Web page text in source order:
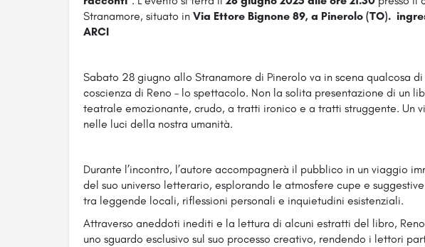
Stranamore, situato in Via Ettore Bignone 89, a Pinerolo (TO).
ARCI
Sabato 28 giugno allo Stranamore di Pinerolo va in scena qualcosa di
coscienza di Reno – lo spettacolo. Non la solita presentazione di un
teatrale emozionante, crudo, a tratti ironico e a tratti struggente. Un
nelle luci della nostra umanità.
Durante l’incontro, l’autore accompagnerà il pubblico in un viaggio
del suo universo letterario, esplorando le atmosfere cupe e
tra leggende locali, riflessioni personali e inquietudini esistenziali.
Attraverso aneddoti inediti e la lettura di alcuni estratti del libro,
uno sguardo esclusivo sul suo processo creativo, rendendo i lettori